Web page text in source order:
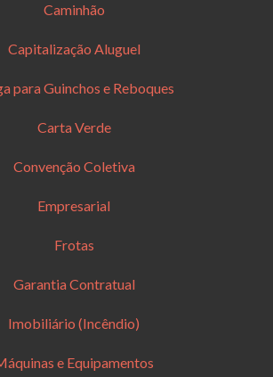
Caminhão
Capitalização Aluguel
para Guinchos e Reboques
Carta Verde
Convenção Coletiva
Empresarial
Frotas
Garantia Contratual
Imobiliário (Incêndio)
e Equipamentos